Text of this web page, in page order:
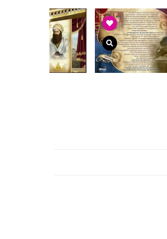
צפייה מהירה